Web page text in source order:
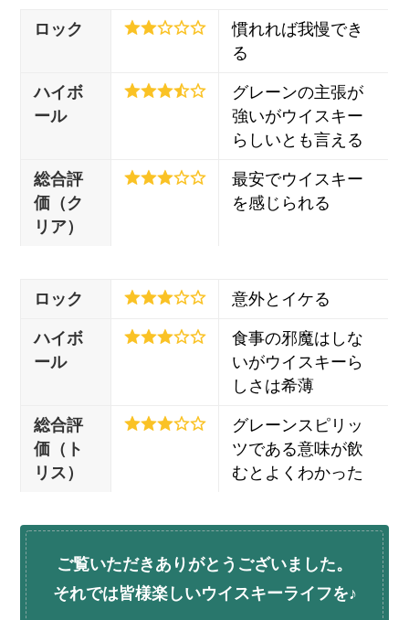
ロック
慣れれば我慢でき
る
ハイボ
ール
グレーンの主張が
強いがウイスキー
らしいとも言える
総合評
価（ク
リア）
最安でウイスキー
を感じられる
ロック 意外とイケる
ハイボ
ール
食事の邪魔はしな
いがウイスキーら
しさは希薄
総合評
価（ト
リス）
グレーンスピリッ
ツである意味が飲
むとよくわかった
ご覧いただきありがとうございました。
それでは皆様楽しいウイスキーライフを♪